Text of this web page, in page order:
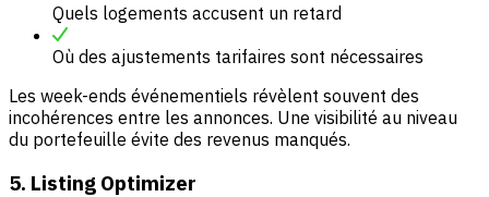
Quels logements accusent un retard
Où des ajustements tarifaires sont nécessaires
Les week-ends événementiels révèlent souvent des
incohérences entre les annonces. Une visibilité au niveau
du portefeuille évite des revenus manqués.
5. Listing Optimizer